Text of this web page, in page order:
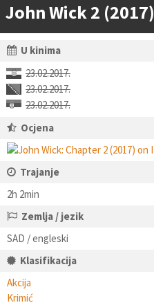
John Wick 2 (2017)
U kinima
23.02.2017.
23.02.2017.
23.02.2017.
Ocjena
Trajanje
2h 2min
Zemlja / jezik
SAD / engleski
Klasifikacija
Akcija
Krimić